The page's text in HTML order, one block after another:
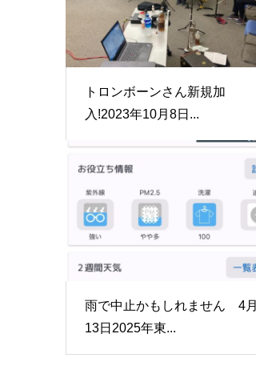
トロンボーンさん新規加
入!2023年10月8日...
雨で中止かもしれません 4月
13日2025年東...